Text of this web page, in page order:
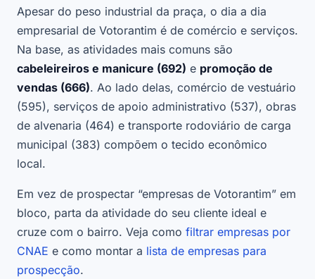
Apesar do peso industrial da praça, o dia a dia
empresarial de Votorantim é de comércio e serviços.
Na base, as atividades mais comuns são
cabeleireiros e manicure (692) e promoção de
vendas (666). Ao lado delas, comércio de vestuário
(595), serviços de apoio administrativo (537), obras
de alvenaria (464) e transporte rodoviário de carga
municipal (383) compõem o tecido econômico
local.
Em vez de prospectar “empresas de Votorantim” em
bloco, parta da atividade do seu cliente ideal e
cruze com o bairro. Veja como filtrar empresas por
CNAE e como montar a lista de empresas para
prospecção.